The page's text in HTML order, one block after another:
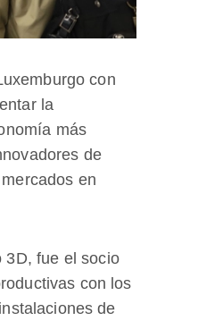
con
la
más
de
en
3D, fue el socio
con los
de